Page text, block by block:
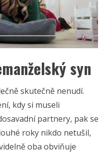
syn
skutečně nenudí.
kdy si museli
partnery, pak se
roky nikdo netušil,
oba obviňuje